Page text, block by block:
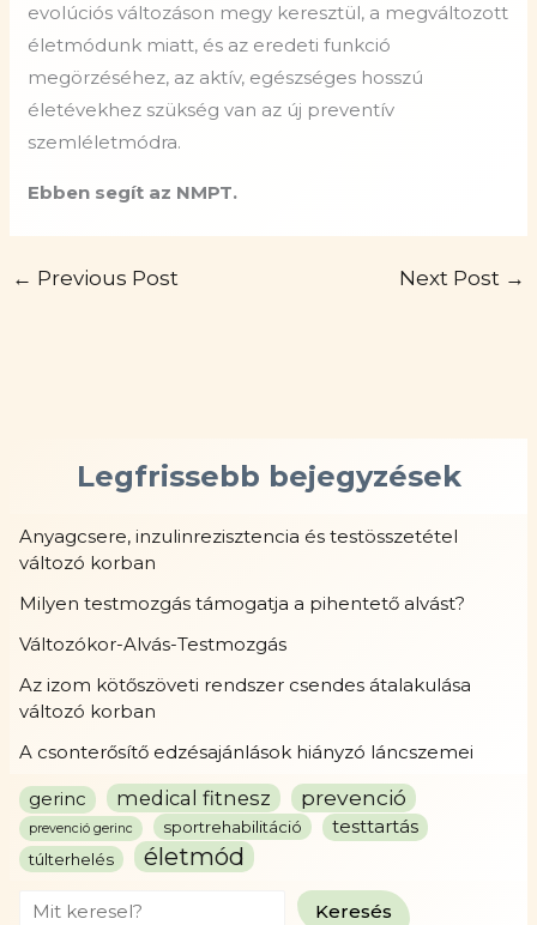
evolúciós változáson megy keresztül, a megváltozott
életmódunk miatt, és az eredeti funkció
megörzéséhez, az aktív, egészséges hosszú
életévekhez szükség van az új preventív
szemléletmódra.
Ebben segít az NMPT.
← Previous Post Next Post →
Legfrissebb bejegyzések
Anyagcsere, inzulinrezisztencia és testösszetétel
változó korban
Milyen testmozgás támogatja a pihentető alvást?
Változókor-Alvás-Testmozgás
Az izom kötőszöveti rendszer csendes átalakulása
változó korban
A csonterősítő edzésajánlások hiányzó láncszemei
gerinc medical fitnesz prevenció
prevenció gerinc sportrehabilitáció testtartás
túlterhelés életmód
Search Keresés